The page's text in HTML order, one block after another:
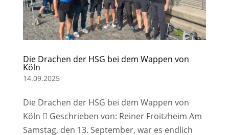
Die Drachen der HSG bei dem Wappen von
Köln
14.09.2025
Die Drachen der HSG bei dem Wappen von
Köln  Geschrieben von: Reiner Froitzheim Am
Samstag, den 13. September, war es endlich